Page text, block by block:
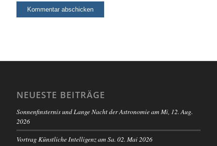
NEUESTE BEITRÄGE
Sonnenfinsternis und Lange Nacht der Astronomie am Mi, 12. Aug.
2026
Vortrag Künstliche Intelligenz am Sa. 02. Mai 2026